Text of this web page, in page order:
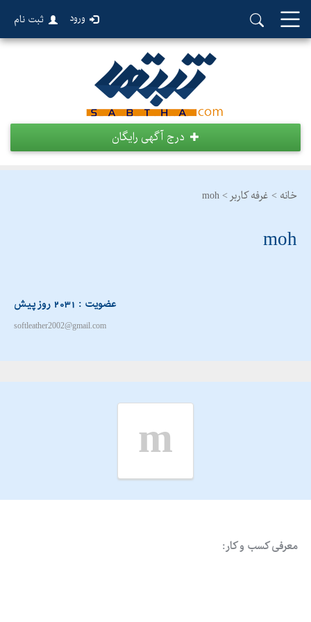
ورود ثبت نام
درج آگهی رایگان
خانه > غرفه کاربر > moh
moh
عضویت : 2031 روز پیش
softleather2002@gmail.com
m
معرفی کسب و کار: